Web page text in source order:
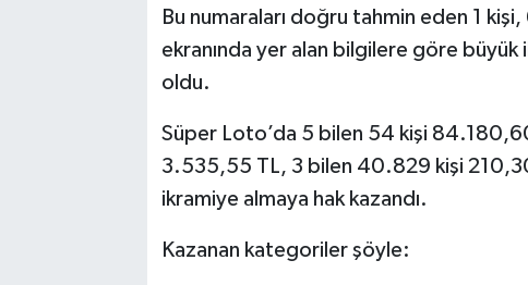
Bu numaraları doğru tahmin eden 1
ekranında yer alan bilgilere göre
oldu.
Süper Loto’da 5 bilen 54 kişi
3.535,55 TL, 3 bilen 40.829 kişi
ikramiye almaya hak kazandı.
Kazanan kategoriler şöyle: